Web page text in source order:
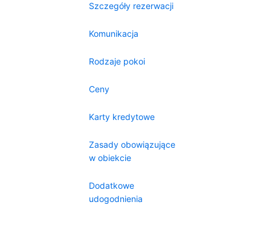
Szczegóły rezerwacji
Komunikacja
Rodzaje pokoi
Ceny
Karty kredytowe
Zasady obowiązujące
w obiekcie
Dodatkowe
udogodnienia